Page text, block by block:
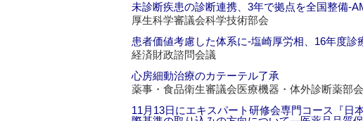
未診断疾患の診断連携、3年で拠点を全国整備
厚生科学審議会科学技術部会
患者価値考慮した体系に‐塩崎厚労相、16年度診
経済財政諮問会議
心房細動治療のカテーテル了承
薬事・食品衛生審議会医療機器・体外診断薬部会
11月13日にエキスパート研修会専門コース『日